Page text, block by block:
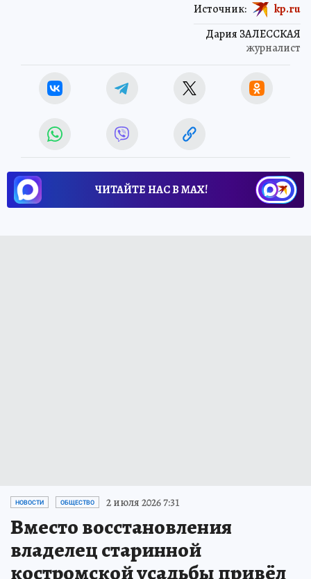
Дария ЗАЛЕССКАЯ
журналист
Источник: kp.ru
ЧИТАЙТЕ НАС В МАХ!
НОВОСТИ ОБЩЕСТВО 2 июля 2026 7:31
Вместо восстановления
владелец старинной
костромской усадьбы привёл